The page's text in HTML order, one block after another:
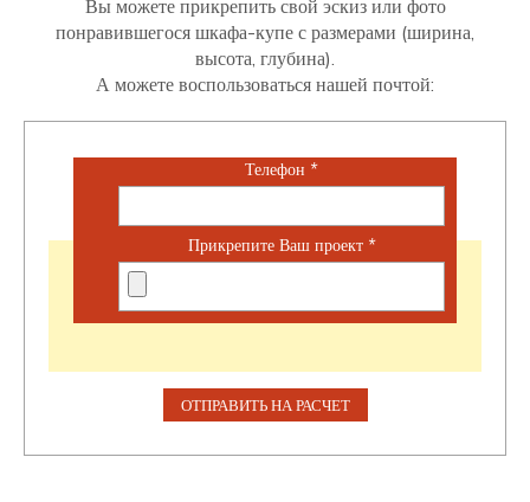
Вы можете прикрепить свой эскиз или фото
понравившегося шкафа-купе с размерами (ширина,
высота, глубина).
А можете воспользоваться нашей почтой:
Телефон *
Прикрепите Ваш проект *